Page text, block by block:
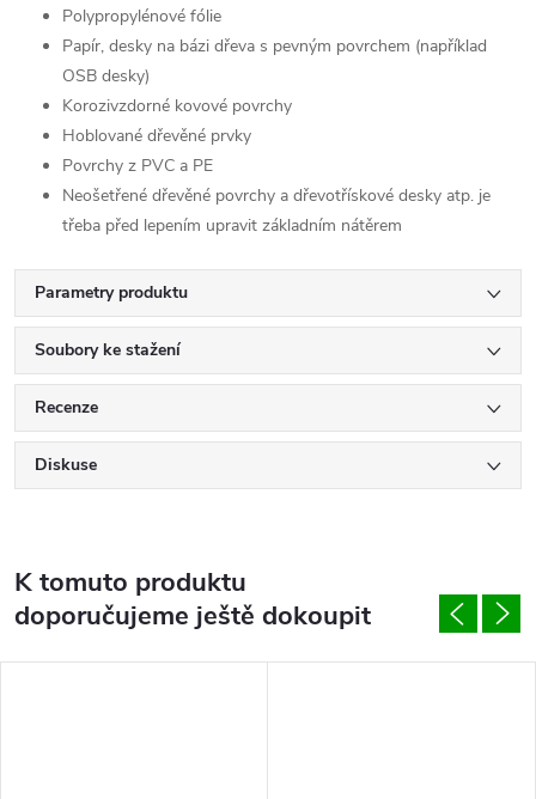
Polypropylénové fólie
Papír, desky na bázi dřeva s pevným povrchem (například
OSB desky)
Korozivzdorné kovové povrchy
Hoblované dřevěné prvky
Povrchy z PVC a PE
Neošetřené dřevěné povrchy a dřevotřískové desky atp. je
třeba před lepením upravit základním nátěrem
Parametry produktu
Soubory ke stažení
Recenze
Diskuse
K tomuto produktu
doporučujeme ještě dokoupit